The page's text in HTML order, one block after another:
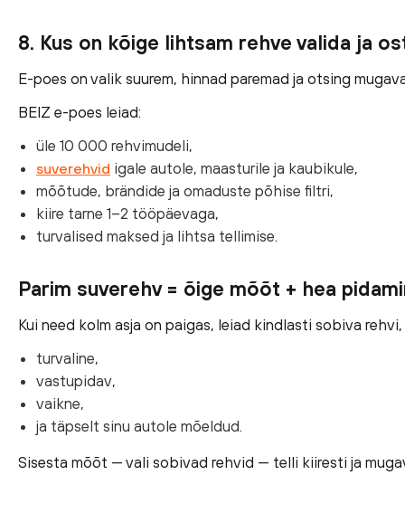
8. Kus on kõige lihtsam rehve valida ja
E-poes on valik suurem, hinnad paremad ja otsing
BEIZ e-poes leiad:
üle 10 000 rehvimudeli,
suverehvid igale autole, maasturile ja kaubikule,
mõõtude, brändide ja omaduste põhise filtri,
kiire tarne 1–2 tööpäevaga,
turvalised maksed ja lihtsa tellimise.
Parim suverehv = õige mõõt + hea
Kui need kolm asja on paigas, leiad kindlasti sobiva rehvi,
turvaline,
vastupidav,
vaikne,
ja täpselt sinu autole mõeldud.
Sisesta mõõt — vali sobivad rehvid — telli kiiresti ja